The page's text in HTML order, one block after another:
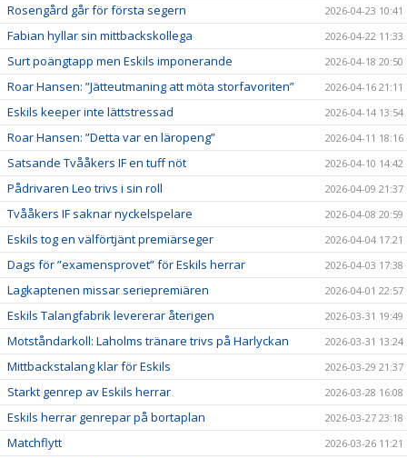
Rosengård går för första segern 2026-04-23 10:41
Fabian hyllar sin mittbackskollega 2026-04-22 11:33
Surt poängtapp men Eskils imponerande 2026-04-18 20:50
Roar Hansen: ”Jätteutmaning att möta storfavoriten” 2026-04-16 21:11
Eskils keeper inte lättstressad 2026-04-14 13:54
Roar Hansen: ”Detta var en läropeng” 2026-04-11 18:16
Satsande Tvååkers IF en tuff nöt 2026-04-10 14:42
Pådrivaren Leo trivs i sin roll 2026-04-09 21:37
Tvååkers IF saknar nyckelspelare 2026-04-08 20:59
Eskils tog en välförtjänt premiärseger 2026-04-04 17:21
Dags för ”examensprovet” för Eskils herrar 2026-04-03 17:38
Lagkaptenen missar seriepremiären 2026-04-01 22:57
Eskils Talangfabrik levererar återigen 2026-03-31 19:49
Motståndarkoll: Laholms tränare trivs på Harlyckan 2026-03-31 13:24
Mittbackstalang klar för Eskils 2026-03-29 21:37
Starkt genrep av Eskils herrar 2026-03-28 16:08
Eskils herrar genrepar på bortaplan 2026-03-27 23:18
Matchflytt 2026-03-26 11:21